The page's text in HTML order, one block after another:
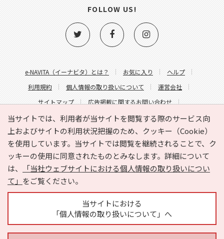
当サイトでは、利用者が当サイトを閲覧する際のサービス向
上およびサイトの利用状況把握のため、クッキー（Cookie）
を使用しています。当サイトでは閲覧を継続されることで、ク
ッキーの使用に同意されたものとみなします。詳細について
は、
「当社ウェブサイトにおける個人情報の取り扱いについ
て」 をご覧ください。
当サイトにおける
「個人情報の取り扱いについて」へ
e-NAVITA（イーナビタ）とは？ お気に入り
ヘルプ
利用規約
個人情報の取り扱いについて
運営会社
サイトマップ
広告掲載に関するお問い合わせ
サイトの内容に関するお問い合わせ
FOLLOW US!
Copyright © HYOJITO.Co.,Ltd. All Rights Reserved.